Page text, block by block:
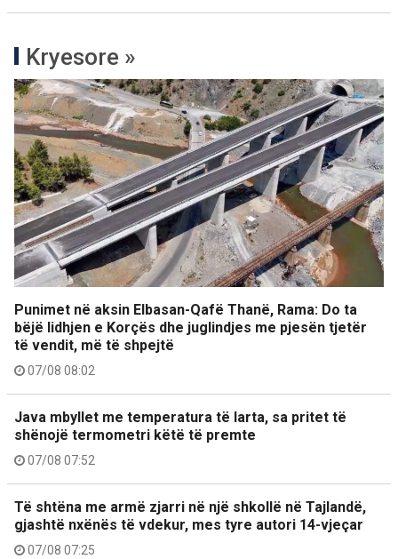
Kryesore »
Punimet në aksin Elbasan-Qafë Thanë, Rama: Do ta
bëjë lidhjen e Korçës dhe juglindjes me pjesën tjetër
të vendit, më të shpejtë
07/08 08:02
Java mbyllet me temperatura të larta, sa pritet të
shënojë termometri këtë të premte
07/08 07:52
Të shtëna me armë zjarri në një shkollë në Tajlandë,
gjashtë nxënës të vdekur, mes tyre autori 14-vjeçar
07/08 07:25